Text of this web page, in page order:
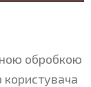
обробкою
користувача